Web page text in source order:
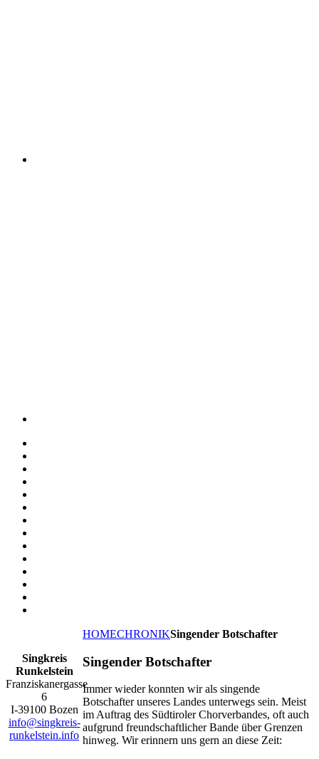
HOMECHRONIKSingender Botschafter
Singender Botschafter
Immer wieder konnten wir als singende
Botschafter unseres Landes unterwegs sein. Meist
im Auftrag des Südtiroler Chorverbandes, oft auch
aufgrund freundschaftlicher Bande über Grenzen
hinweg. Wir erinnern uns gern an diese Zeit:
Singkreis
Runkelstein
Franziskanergasse
6
I-39100 Bozen
info@singkreis-
runkelstein.info